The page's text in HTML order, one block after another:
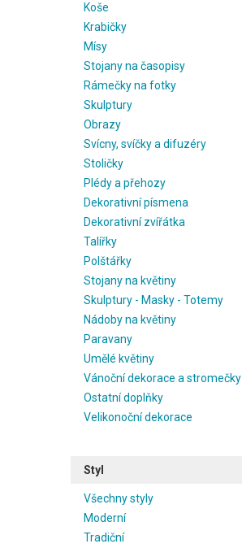
Koše
Krabičky
Mísy
Stojany na časopisy
Rámečky na fotky
Skulptury
Obrazy
Svícny, svíčky a difuzéry
Stoličky
Plédy a přehozy
Dekorativní písmena
Dekorativní zvířátka
Talířky
Polštářky
Stojany na květiny
Skulptury - Masky - Totemy
Nádoby na květiny
Paravany
Umělé květiny
Vánoční dekorace a stromečky
Ostatní doplňky
Velikonoční dekorace
Styl
Všechny styly
Moderní
Tradiční